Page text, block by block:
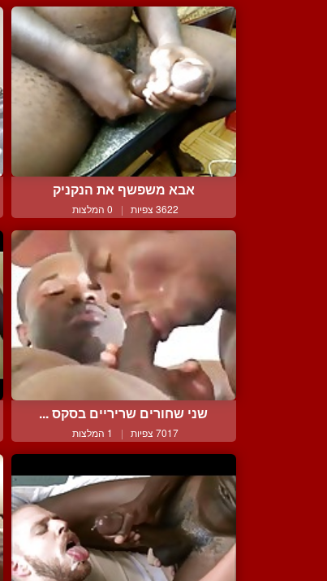
אבא משפשף את הנקניק
3622 צפיות | 0 המלצות
שני שחורים שריריים בסקס ...
7017 צפיות | 1 המלצות